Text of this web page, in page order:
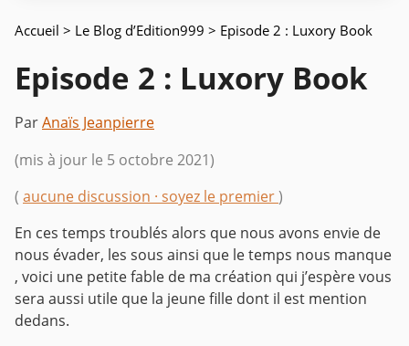
Accueil > Le Blog d’Edition999 > Episode 2 : Luxory Book
Episode 2 : Luxory Book
ParAnaïs Jeanpierre
(mis à jour le 5 octobre 2021)
( aucune discussion · soyez le premier)
En ces temps troublés alors que nous avons envie de
nous évader, les sous ainsi que le temps nous manque
, voici une petite fable de ma création qui j’espère vous
sera aussi utile que la jeune fille dont il est mention
dedans.